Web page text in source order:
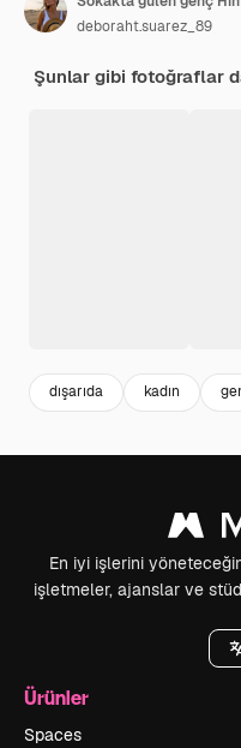
deboraht.suarez_89
Şunlar gibi fotoğraflar
dışarıda kadın
En iyi işlerini
işletmeler, ajanslar ve
Ürünler
Spaces